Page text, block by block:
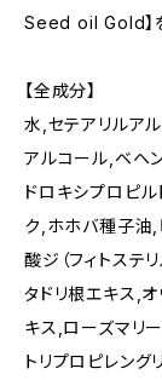
Seed oil Gold】
【全成分】
水,セテアリルア
アルコール,ベヘ
ドロキシプロピ
ク,ホホバ種子油,
酸ジ（フィトステ
タドリ根エキス,
キス,ローズマリ
トリプロピレング